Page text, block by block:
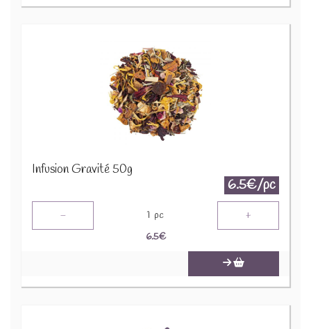
Infusion Gravité 50g
6.5€/pc
- 1 pc +
6.5€